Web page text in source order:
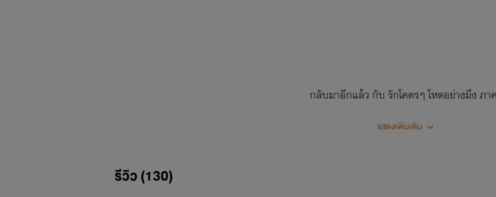
กลับมาอีกแล้ว กับ รักโคตรๆ โหดอย่างมึง ภา
ยอนิมหากินเอากับตัวละครเก่าๆ ไม่รู้ว่าจะเบื่อกันบ้างรึเ
แสดงเพิ่มเติม
รีวิว (130)